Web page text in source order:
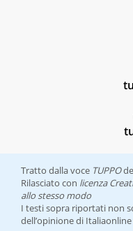
Tratto dalla voce TUPPO
Rilasciato con licenza
allo stesso modo
I testi sopra riportati non
dell’opinione di Italiaonline